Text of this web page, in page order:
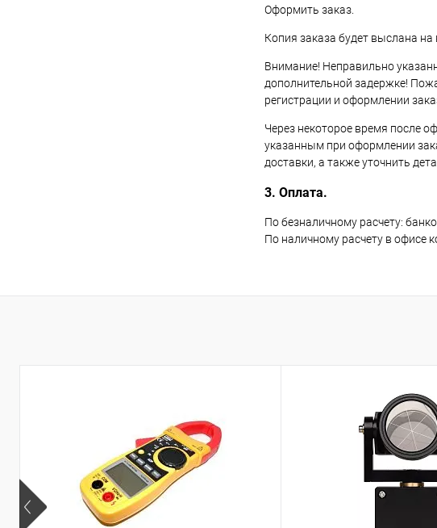
Оформить заказ.
Копия заказа будет выслана
Внимание! Неправильно
дополнительной задержке!
регистрации и оформлении
Через некоторое время после
указанным при оформлении
доставки, а также уточнить
3. Оплата.
По безналичному расчету:
По наличному расчету в офисе